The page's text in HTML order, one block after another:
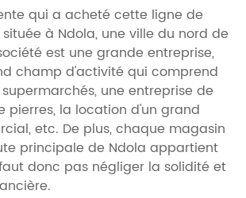
qui a acheté cette ligne de
à Ndola, une ville du nord de
est une grande entreprise,
champ d'activité qui comprend
une entreprise de
pierres, la location d'un grand
etc. De plus, chaque magasin
principale de Ndola appartient
donc pas négliger la solidité et